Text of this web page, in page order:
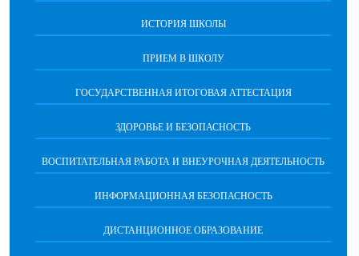
ИСТОРИЯ ШКОЛЫ
ПРИЕМ В ШКОЛУ
ГОСУДАРСТВЕННАЯ ИТОГОВАЯ АТТЕСТАЦИЯ
ЗДОРОВЬЕ И БЕЗОПАСНОСТЬ
ВОСПИТАТЕЛЬНАЯ РАБОТА И ВНЕУРОЧНАЯ ДЕЯТЕЛЬНОСТЬ
ИНФОРМАЦИОННАЯ БЕЗОПАСНОСТЬ
ДИСТАНЦИОННОЕ ОБРАЗОВАНИЕ